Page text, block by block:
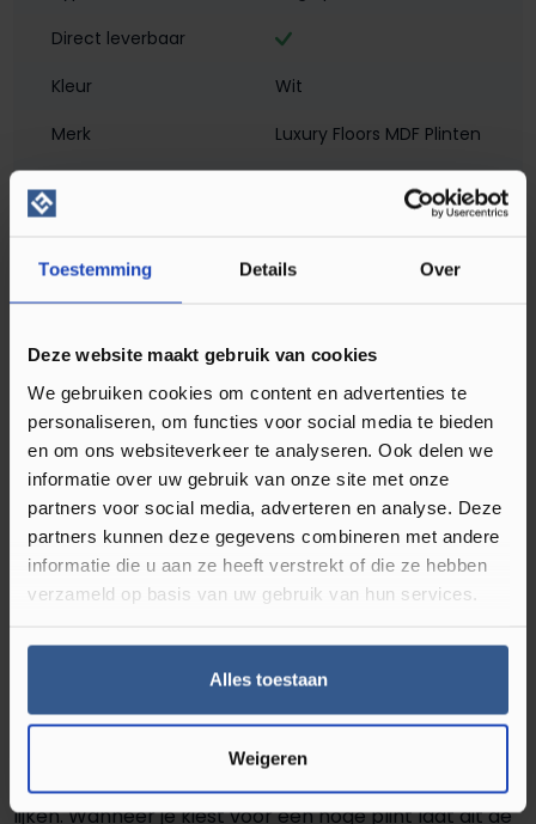
Toestemming Details Over
Deze website maakt gebruik van cookies
We gebruiken cookies om content en advertenties te
personaliseren, om functies voor social media te bieden
en om ons websiteverkeer te analyseren. Ook delen we
informatie over uw gebruik van onze site met onze
partners voor social media, adverteren en analyse. Deze
partners kunnen deze gegevens combineren met andere
informatie die u aan ze heeft verstrekt of die ze hebben
verzameld op basis van uw gebruik van hun services.
Alles toestaan
Weigeren
Direct leverbaar
Kleur
Wit
Merk
Luxury Floors MDF Plinten
Materiaal
MDF - Voorgelakt
PEFC/FSC Certificatie
Soort plint
Hoge plint
Omschrijving MDF Moderne Plint 150x18
RAL 9010 Zuiver Wit 16035
Zij bepalen grotendeels de sfeer in een ruimte. Echter,
de randafwerking is minstens zo belangrijk. Met de
juiste plint geef je jouw interieur de final touch.
Wanneer je bijvoorbeeld kiest voor een hoge plint,
laat dit de ruimte in zijn geheel groter en ruimer
lijken. Wanneer je kiest voor een hoge plint laat dit de